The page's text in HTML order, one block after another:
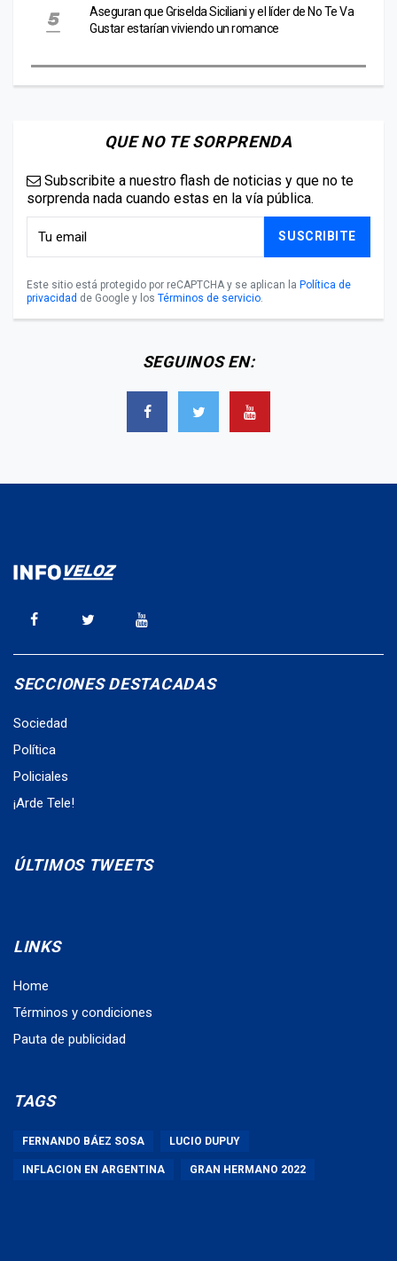
Aseguran que Griselda Siciliani y el líder de No Te Va
Gustar estarían viviendo un romance
QUE NO TE SORPRENDA
Subscribite a nuestro flash de noticias y que no te
sorprenda nada cuando estas en la vía pública.
SUSCRIBITE
Este sitio está protegido por reCAPTCHA y se aplican la Política de
privacidad de Google y los Términos de servicio.
SEGUINOS EN:
SECCIONES DESTACADAS
Sociedad
Política
Policiales
¡Arde Tele!
ÚLTIMOS TWEETS
LINKS
Home
Términos y condiciones
Pauta de publicidad
TAGS
FERNANDO BÁEZ SOSA LUCIO DUPUY
INFLACION EN ARGENTINA GRAN HERMANO 2022